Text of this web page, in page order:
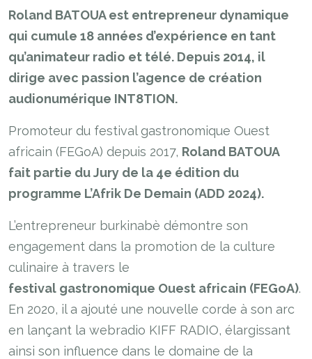
Roland BATOUA est entrepreneur dynamique
qui cumule 18 années d’expérience en tant
qu’animateur radio et télé. Depuis 2014, il
dirige avec passion l’agence de création
audionumérique INT8TION.
Promoteur du festival gastronomique Ouest
africain (FEGoA) depuis 2017, Roland BATOUA
fait partie du Jury de la 4e édition du
programme L’Afrik De Demain (ADD 2024).
L’entrepreneur burkinabè démontre son
engagement dans la promotion de la culture
culinaire à travers le
festival gastronomique Ouest africain (FEGoA).
En 2020, il a ajouté une nouvelle corde à son arc
en lançant la webradio KIFF RADIO, élargissant
ainsi son influence dans le domaine de la